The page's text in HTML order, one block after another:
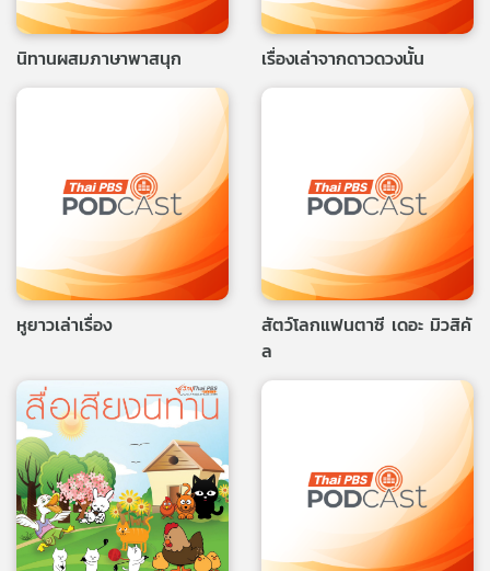
ข่าย
วิทยุ
ไทย
พี
เครือ
ข่าย
นิทานผสมภาษาพาสนุก เรื่องเล่าจากดาวดวงนั้น
หูยาวเล่าเรื่อง
สัตว์โลกแฟนตาซี เดอะ มิวสิคั
ล